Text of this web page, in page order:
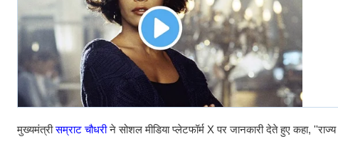
मुख्यमंत्रीसम्राट चौधरीने सोशल मीडिया प्लेटफॉर्म X पर जानकारी देते हुए कहा,